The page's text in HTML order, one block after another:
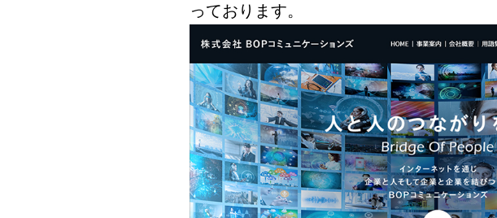
っております。